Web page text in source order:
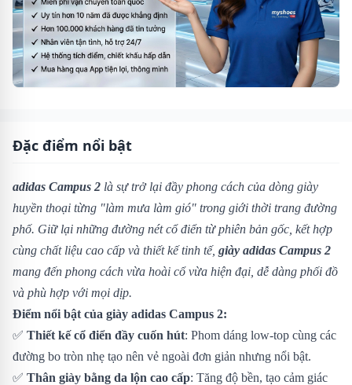
Đặc điểm nổi bật
adidas Campus 2 là sự trở lại đầy phong cách của dòng giày
huyền thoại từng "làm mưa làm gió" trong giới thời trang đường
phố. Giữ lại những đường nét cổ điển từ phiên bản gốc, kết hợp
cùng chất liệu cao cấp và thiết kế tinh tế, giày adidas Campus 2
mang đến phong cách vừa hoài cổ vừa hiện đại, dễ dàng phối đồ
và phù hợp với mọi dịp.
Điểm nổi bật của giày adidas Campus 2:
✅ Thiết kế cổ điển đầy cuốn hút: Phom dáng low-top cùng các
đường bo tròn nhẹ tạo nên vẻ ngoài đơn giản nhưng nổi bật.
✅ Thân giày bằng da lộn cao cấp: Tăng độ bền, tạo cảm giác